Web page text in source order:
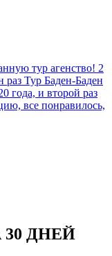
тур агенство! 2
раз Тур Баден-Баден
года, и второй раз
все понравилось,
ДНЕЙ